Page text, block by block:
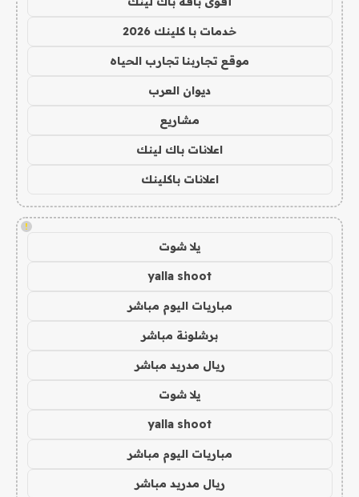
خدمات با كلينك 2026
موقع تجاربنا تجارب الحياه
ديوان العرب
مشاريع
اعلانات باك لينك
اعلانات باكلينك
!
يلا شوت
yalla shoot
مباريات اليوم مباشر
برشلونة مباشر
ريال مدريد مباشر
يلا شوت
yalla shoot
مباريات اليوم مباشر
ريال مدريد مباشر